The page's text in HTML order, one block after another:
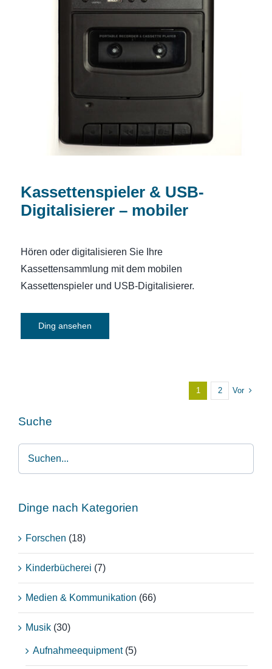
mobiler
Kassettenspieler & USB-
Digitalisierer – mobiler
Hören oder digitalisieren Sie Ihre
Kassettensammlung mit dem mobilen
Kassettenspieler und USB-Digitalisierer.
Ding ansehen
1 2 Vor
Suche
Dinge nach Kategorien
Forschen (18)
Kinderbücherei (7)
Medien & Kommunikation (66)
Musik (30)
Aufnahmeequipment (5)